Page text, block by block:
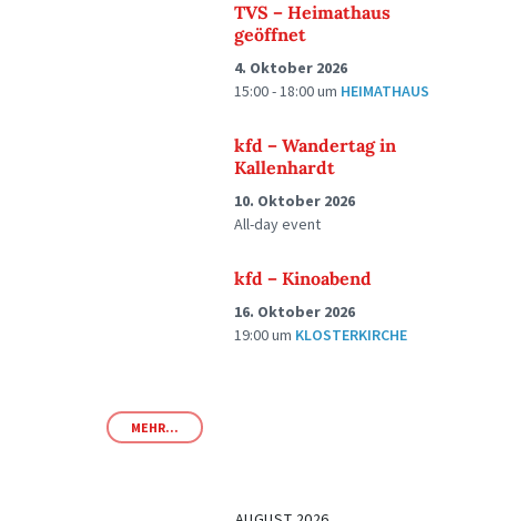
TVS – Heimathaus
geöffnet
4. Oktober 2026
15:00 - 18:00um HEIMATHAUS
kfd – Wandertag in
Kallenhardt
10. Oktober 2026
All-day event
kfd – Kinoabend
16. Oktober 2026
19:00um KLOSTERKIRCHE
MEHR...